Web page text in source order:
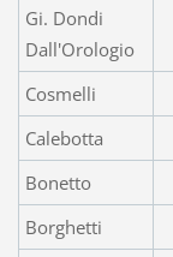
Gi. Dondi
Dall'Orologio
Cosmelli
Calebotta
Bonetto
Borghetti